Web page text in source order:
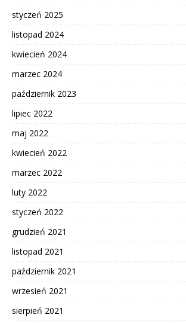
styczeń 2025
listopad 2024
kwiecień 2024
marzec 2024
październik 2023
lipiec 2022
maj 2022
kwiecień 2022
marzec 2022
luty 2022
styczeń 2022
grudzień 2021
listopad 2021
październik 2021
wrzesień 2021
sierpień 2021